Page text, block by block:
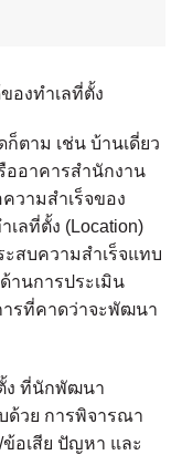
องทำเลที่ตั้ง
ตาม เช่น บ้านเดี่ยว
ออาคารสำนักงาน
วามสำเร็จของ
ลที่ตั้ง (Location)
สบความสำเร็จแทบ
านการประเมิน
ารที่คาดว่าจะพัฒนา
ง ที่นักพัฒนา
ด้วย การพิจารณา
อเสีย ปัญหา และ